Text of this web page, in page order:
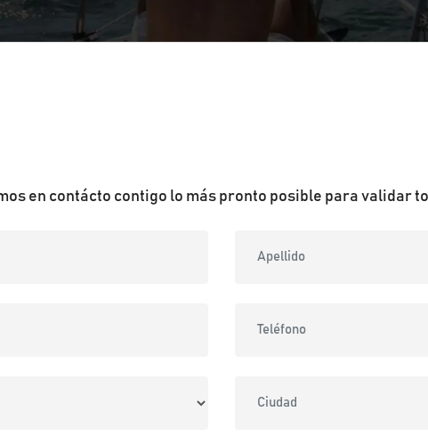
en contácto contigo lo más pronto posible para validar